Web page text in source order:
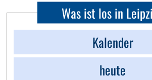
Was ist los in
Kalender
heute